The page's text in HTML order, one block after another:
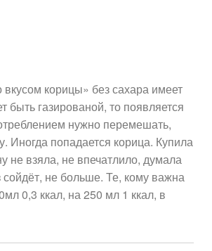
корицы» без сахара имеет
быть газированой, то появляется
нужно перемешать,
Иногда попадается корица. Купила
не взяла, не впечатлило, думала
не больше. Те, кому важна
0,3 ккал, на 250 мл 1 ккал, в